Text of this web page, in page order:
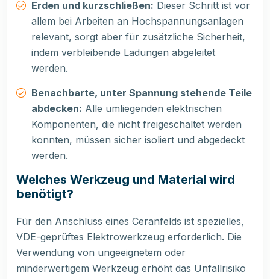
Erden und kurzschließen: Dieser Schritt ist vor
allem bei Arbeiten an Hochspannungsanlagen
relevant, sorgt aber für zusätzliche Sicherheit,
indem verbleibende Ladungen abgeleitet
werden.
Benachbarte, unter Spannung stehende Teile
abdecken: Alle umliegenden elektrischen
Komponenten, die nicht freigeschaltet werden
konnten, müssen sicher isoliert und abgedeckt
werden.
Welches Werkzeug und Material wird
benötigt?
Für den Anschluss eines Ceranfelds ist spezielles,
VDE-geprüftes Elektrowerkzeug erforderlich. Die
Verwendung von ungeeignetem oder
minderwertigem Werkzeug erhöht das Unfallrisiko